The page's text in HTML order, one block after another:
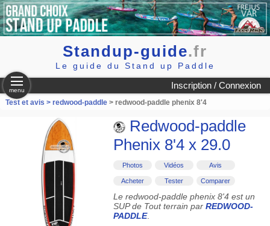
Standup-guide.fr
Le guide du Stand up Paddle
Inscription / Connexion
menu
Test et avis > redwood-paddle> redwood-paddle phenix 8'4
Redwood-paddle
Phenix 8'4 x 29.0
Photos Vidéos Avis
Acheter Tester Comparer
Le redwood-paddle phenix 8'4 est un
SUP de Tout terrain par REDWOOD-
PADDLE.